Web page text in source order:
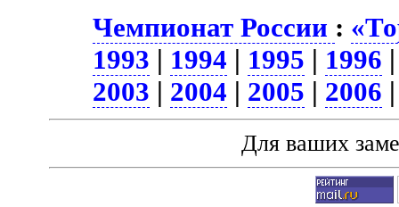
Чемпионат России :
1993 | 1994 | 1995 | 1996
2003 | 2004 | 2005 | 2006
Для ваших